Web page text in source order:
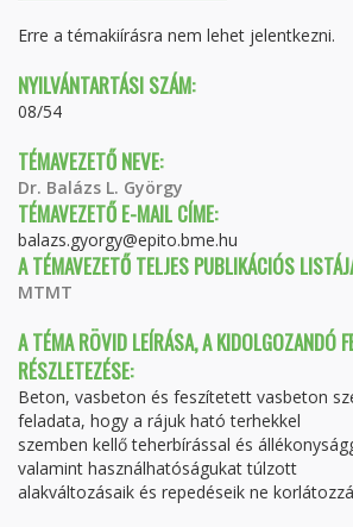
Erre a témakiírásra nem lehet jelentkezni.
NYILVÁNTARTÁSI SZÁM:
08/54
TÉMAVEZETŐ NEVE:
Dr. Balázs L. György
TÉMAVEZETŐ E-MAIL CÍME:
balazs.gyorgy@epito.bme.hu
A TÉMAVEZETŐ TELJES PUBLIKÁCIÓS
MTMT
A TÉMA RÖVID LEÍRÁSA, A KIDOLGOZANDÓ
RÉSZLETEZÉSE:
Beton, vasbeton és feszítetett vasbeton
feladata, hogy a rájuk ható terhekkel
szemben kellő teherbírással és
valamint használhatóságukat túlzott
alakváltozásaik és repedéseik ne